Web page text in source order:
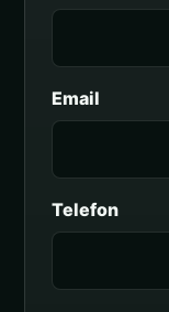
Email
Telefon